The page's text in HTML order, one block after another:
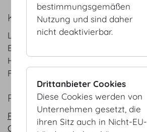
KEYFACTS
Länge 11 m/ ft
Breite
Höhe4 m/ft
Fläche
PLÄNE
PDF
CAD
bestimmungsgemäßen
Nutzung und sind daher
nicht deaktivierbar.
Drittanbieter Cookies
Diese Cookies werden von
Unternehmen gesetzt, die
ihren Sitz auch in Nicht-EU-